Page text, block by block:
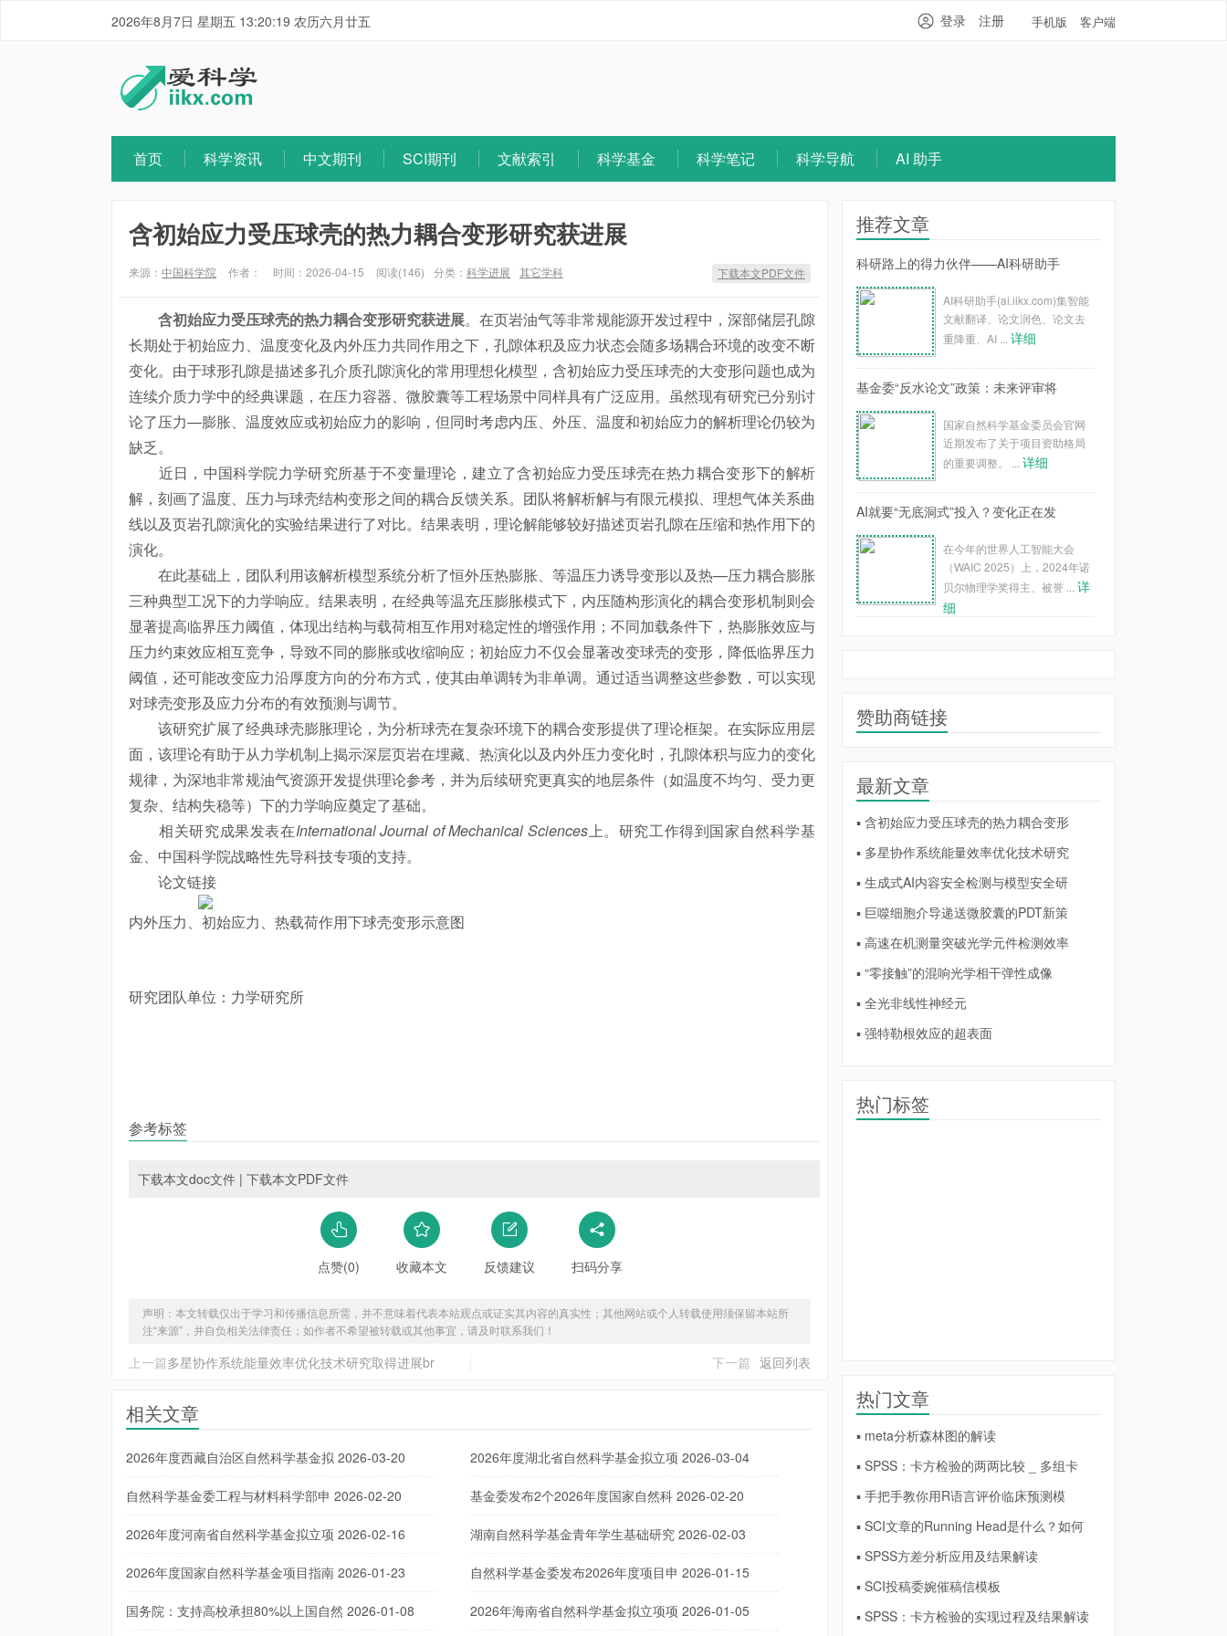
2026年8月7日 星期五 13:20:20 农历六月廿五 手机版 客户端
登录 注册
首页 科学资讯 中文期刊 SCI期刊 文献索引 科学基金 科学笔记 科学导航 AI 助手
含初始应力受压球壳的热力耦合变形研究获进展
来源： 中国科学院 作者： 时间：2026-04-15 阅读(146) 分类： 科学进展 其它学科 下载本文PDF文件
含初始应力受压球壳的热力耦合变形研究获进展。在页岩油气等非常规能源开发过程中，深部储层孔隙
长期处于初始应力、温度变化及内外压力共同作用之下，孔隙体积及应力状态会随多场耦合环境的改变不断
变化。由于球形孔隙是描述多孔介质孔隙演化的常用理想化模型，含初始应力受压球壳的大变形问题也成为
连续介质力学中的经典课题，在压力容器、微胶囊等工程场景中同样具有广泛应用。虽然现有研究已分别讨
论了压力—膨胀、温度效应或初始应力的影响，但同时考虑内压、外压、温度和初始应力的解析理论仍较为
缺乏。
近日，中国科学院力学研究所基于不变量理论，建立了含初始应力受压球壳在热力耦合变形下的解析
解，刻画了温度、压力与球壳结构变形之间的耦合反馈关系。团队将解析解与有限元模拟、理想气体关系曲
线以及页岩孔隙演化的实验结果进行了对比。结果表明，理论解能够较好描述页岩孔隙在压缩和热作用下的
演化。
在此基础上，团队利用该解析模型系统分析了恒外压热膨胀、等温压力诱导变形以及热—压力耦合膨胀
三种典型工况下的力学响应。结果表明，在经典等温充压膨胀模式下，内压随构形演化的耦合变形机制则会
显著提高临界压力阈值，体现出结构与载荷相互作用对稳定性的增强作用；不同加载条件下，热膨胀效应与
压力约束效应相互竞争，导致不同的膨胀或收缩响应；初始应力不仅会显著改变球壳的变形，降低临界压力
阈值，还可能改变应力沿厚度方向的分布方式，使其由单调转为非单调。通过适当调整这些参数，可以实现
对球壳变形及应力分布的有效预测与调节。
该研究扩展了经典球壳膨胀理论，为分析球壳在复杂环境下的耦合变形提供了理论框架。在实际应用层
面，该理论有助于从力学机制上揭示深层页岩在埋藏、热演化以及内外压力变化时，孔隙体积与应力的变化
规律，为深地非常规油气资源开发提供理论参考，并为后续研究更真实的地层条件（如温度不均匀、受力更
复杂、结构失稳等）下的力学响应奠定了基础。
相关研究成果发表在International Journal of Mechanical Sciences上。研究工作得到国家自然科学基
金、中国科学院战略性先导科技专项的支持。
论文链接
内外压力、初始应力、热载荷作用下球壳变形示意图
研究团队单位：力学研究所
参考标签
下载本文doc文件 | 下载本文PDF文件
点赞(0) 收藏本文 反馈建议 扫码分享
声明：本文转载仅出于学习和传播信息所需，并不意味着代表本站观点或证实其内容的真实性；其他网站或个人转载使用须保留本站所
注“来源”，并自负相关法律责任；如作者不希望被转载或其他事宜，请及时联系我们！
上一篇多星协作系统能量效率优化技术研究取得进展br 下一篇 返回列表
相关文章
2026年度西藏自治区自然科学基金拟 2026-03-20 2026年度湖北省自然科学基金拟立项 2026-03-04
自然科学基金委工程与材料科学部申 2026-02-20 基金委发布2个2026年度国家自然科2026-02-20
2026年度河南省自然科学基金拟立项 2026-02-16 湖南自然科学基金青年学生基础研究2026-02-03
2026年度国家自然科学基金项目指南 2026-01-23 自然科学基金委发布2026年度项目申 2026-01-15
国务院：支持高校承担80%以上国自然 2026-01-08 2026年海南省自然科学基金拟立项项 2026-01-05
推荐文章
科研路上的得力伙伴——AI科研助手
AI科研助手(ai.iikx.com)集智能
文献翻译、论文润色、论文去
重降重、AI ... 详细
基金委“反水论文”政策：未来评审将
国家自然科学基金委员会官网
近期发布了关于项目资助格局
的重要调整。 ... 详细
AI就要“无底洞式”投入？变化正在发
在今年的世界人工智能大会
（WAIC 2025）上，2024年诺
贝尔物理学奖得主、被誉 ... 详
细
赞助商链接
最新文章
▪ 含初始应力受压球壳的热力耦合变形
▪ 多星协作系统能量效率优化技术研究
▪ 生成式AI内容安全检测与模型安全研
▪ 巨噬细胞介导递送微胶囊的PDT新策
▪ 高速在机测量突破光学元件检测效率
▪ “零接触”的混响光学相干弹性成像
▪ 全光非线性神经元
▪ 强特勒根效应的超表面
热门标签
热门文章
▪ meta分析森林图的解读
▪ SPSS：卡方检验的两两比较 _ 多组卡
▪ 手把手教你用R语言评价临床预测模
▪ SCI文章的Running Head是什么？如何
▪ SPSS方差分析应用及结果解读
▪ SCI投稿委婉催稿信模板
▪ SPSS：卡方检验的实现过程及结果解读